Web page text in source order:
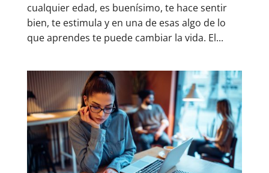
cualquier edad, es buenísimo, te hace sentir
bien, te estimula y en una de esas algo de lo
que aprendes te puede cambiar la vida. El...